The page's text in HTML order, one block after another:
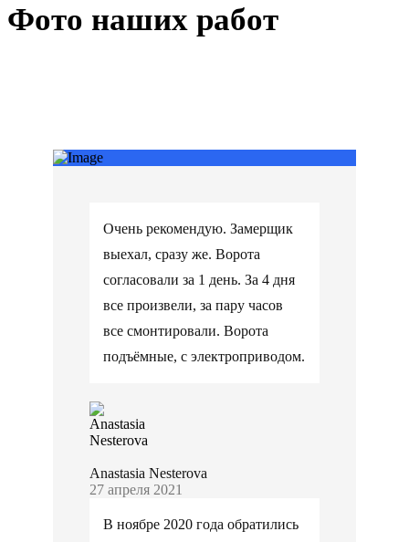
Фото наших работ
Очень рекомендую. Замерщик
выехал, сразу же. Ворота
согласовали за 1 день. За 4 дня
все произвели, за пару часов
все смонтировали. Ворота
подъёмные, с электроприводом.
Anastasia Nesterova
27 апреля 2021
В ноябре 2020 года обратились